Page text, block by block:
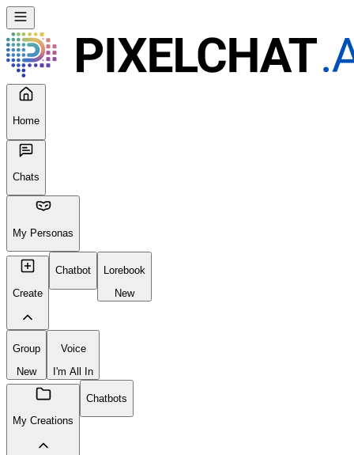
Home
Chats
My Personas
Create
Chatbot
Lorebook
New
Group
New
Voice
I'm All In
My Creations
Chatbots